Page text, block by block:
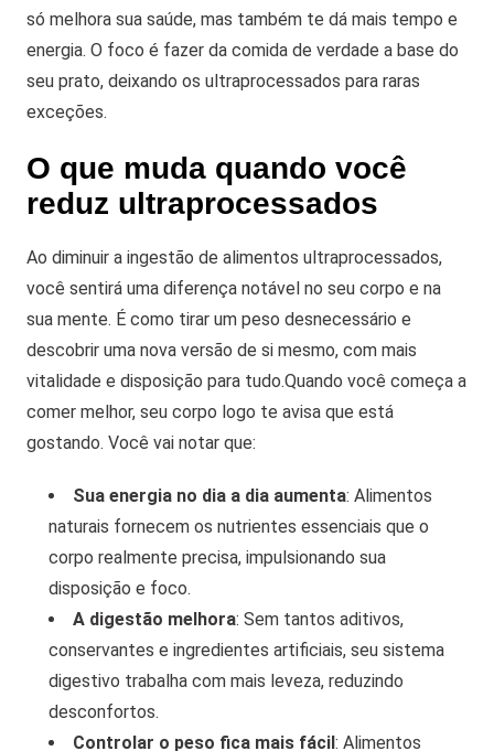
só melhora sua saúde, mas também te dá mais tempo e
energia. O foco é fazer da comida de verdade a base do
seu prato, deixando os ultraprocessados para raras
exceções.
O que muda quando você
reduz ultraprocessados
Ao diminuir a ingestão de alimentos ultraprocessados,
você sentirá uma diferença notável no seu corpo e na
sua mente. É como tirar um peso desnecessário e
descobrir uma nova versão de si mesmo, com mais
vitalidade e disposição para tudo.Quando você começa a
comer melhor, seu corpo logo te avisa que está
gostando. Você vai notar que:
Sua energia no dia a dia aumenta: Alimentos
naturais fornecem os nutrientes essenciais que o
corpo realmente precisa, impulsionando sua
disposição e foco.
A digestão melhora: Sem tantos aditivos,
conservantes e ingredientes artificiais, seu sistema
digestivo trabalha com mais leveza, reduzindo
desconfortos.
Controlar o peso fica mais fácil: Alimentos